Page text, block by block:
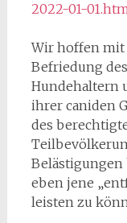
2022-01-
Wir hoffen mit
Befriedung
Hundehaltern
ihrer caniden
des
eben jene
leisten zu